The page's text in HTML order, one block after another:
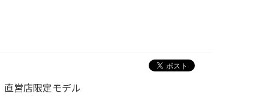
営店限定モデル